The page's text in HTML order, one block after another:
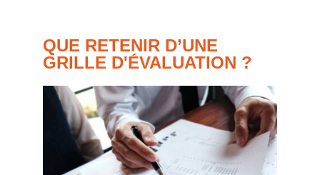
QUE RETENIR D’UNE
GRILLE D'ÉVALUATION ?